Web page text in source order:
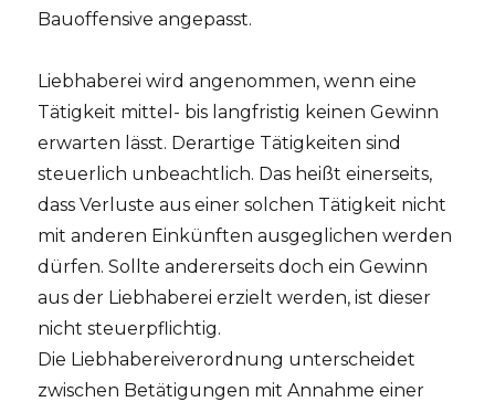
Bauoffensive angepasst.
Liebhaberei wird angenommen, wenn eine
Tätigkeit mittel- bis langfristig keinen Gewinn
erwarten lässt. Derartige Tätigkeiten sind
steuerlich unbeachtlich. Das heißt einerseits,
dass Verluste aus einer solchen Tätigkeit nicht
mit anderen Einkünften ausgeglichen werden
dürfen. Sollte andererseits doch ein Gewinn
aus der Liebhaberei erzielt werden, ist dieser
nicht steuerpflichtig.
Die Liebhabereiverordnung unterscheidet
zwischen Betätigungen mit Annahme einer